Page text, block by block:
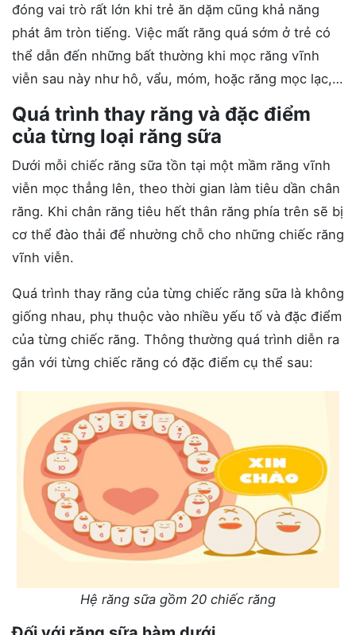
đóng vai trò rất lớn khi trẻ ăn dặm cũng khả năng
phát âm tròn tiếng. Việc mất răng quá sớm ở trẻ có
thể dẫn đến những bất thường khi mọc răng vĩnh
viễn sau này như hô, vẩu, móm, hoặc răng mọc lạc,…
Quá trình thay răng và đặc điểm
của từng loại răng sữa
Dưới mỗi chiếc răng sữa tồn tại một mầm răng vĩnh
viễn mọc thẳng lên, theo thời gian làm tiêu dần chân
răng. Khi chân răng tiêu hết thân răng phía trên sẽ bị
cơ thể đào thải để nhường chỗ cho những chiếc răng
vĩnh viễn.
Quá trình thay răng của từng chiếc răng sữa là không
giống nhau, phụ thuộc vào nhiều yếu tố và đặc điểm
của từng chiếc răng. Thông thường quá trình diễn ra
gắn với từng chiếc răng có đặc điểm cụ thể sau:
Hệ răng sữa gồm 20 chiếc răng